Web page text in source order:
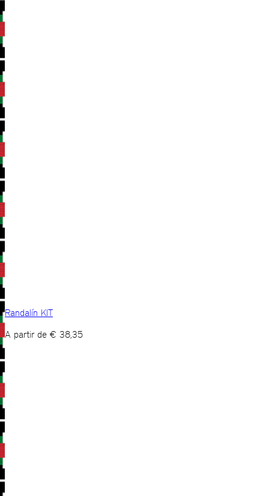
Randalín KIT
A partir de € 38,35